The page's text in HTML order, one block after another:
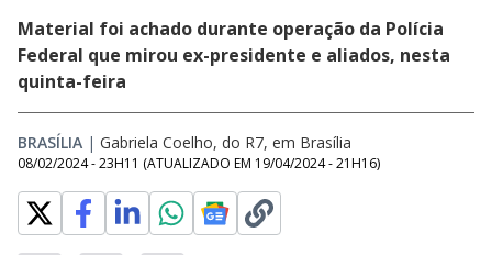
Material foi achado durante operação da Polícia
Federal que mirou ex-presidente e aliados, nesta
quinta-feira
BRASÍLIA | Gabriela Coelho, do R7, em Brasília
08/02/2024 - 23H11 (ATUALIZADO EM 19/04/2024 - 21H16)